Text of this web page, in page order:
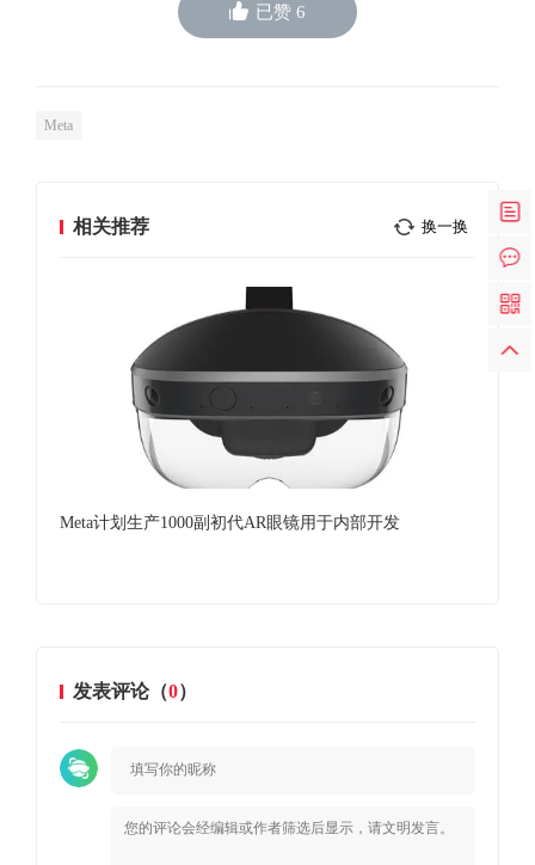
已赞 6
Meta
相关推荐 换一换
Meta计划生产1000副初代AR眼镜用于内部开发
发表评论（0）